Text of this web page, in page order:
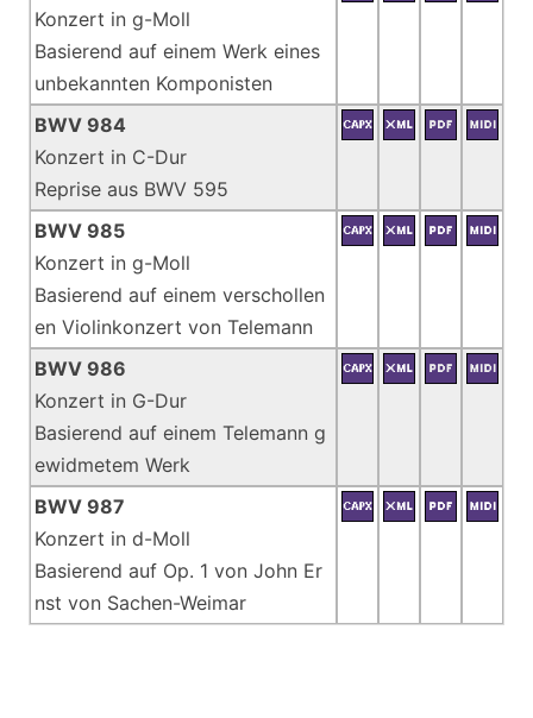
Konzert in g-Moll
Basierend auf einem Werk eines
unbekannten Komponisten
BWV 984
Konzert in C-Dur
Reprise aus BWV 595
BWV 985
Konzert in g-Moll
Basierend auf einem verschollen
en Violinkonzert von Telemann
BWV 986
Konzert in G-Dur
Basierend auf einem Telemann g
ewidmetem Werk
BWV 987
Konzert in d-Moll
Basierend auf Op. 1 von John Er
nst von Sachen-Weimar